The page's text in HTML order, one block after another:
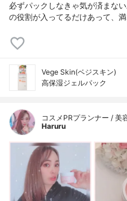
必ずパックしなきゃ気が済まな
の役割が入ってるだけあって、
Vege Skin(ベジスキン)
高保湿ジェルパック
コスメPRプランナー / 美
Haruru